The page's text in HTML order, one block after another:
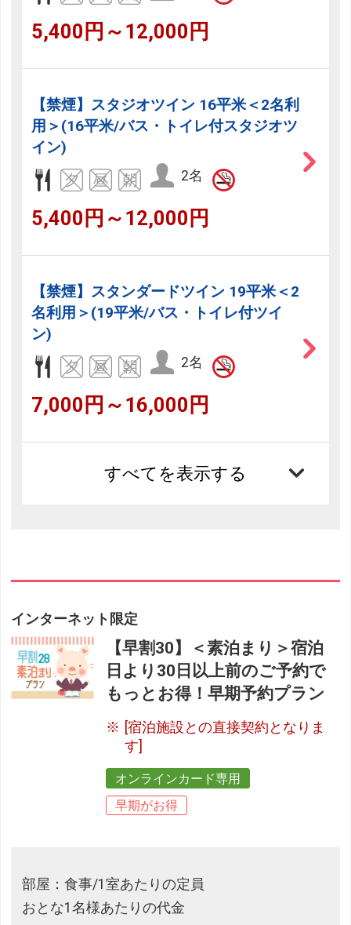
5,400円～12,000円
【禁煙】スタジオツイン 16平米＜2名利
用＞(16平米/バス・トイレ付スタジオツ
イン)
2名
5,400円～12,000円
【禁煙】スタンダードツイン 19平米＜2
名利用＞(19平米/バス・トイレ付ツイ
ン)
2名
7,000円～16,000円
すべてを表示する
インターネット限定
【早割30】＜素泊まり＞宿泊
日より30日以上前のご予約で
もっとお得！早期予約プラン
[宿泊施設との直接契約となりま
す]
オンラインカード専用
早期がお得
部屋：食事/1室あたりの定員
おとな1名様あたりの代金